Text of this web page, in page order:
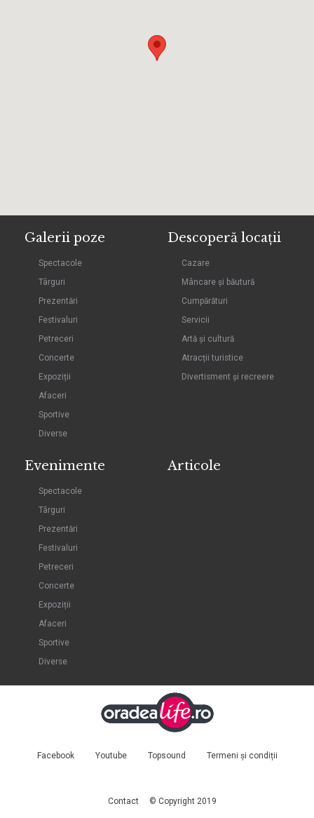
Galerii poze
Spectacole
Târguri
Prezentări
Festivaluri
Petreceri
Concerte
Expoziții
Afaceri
Sportive
Diverse
Descoperă locații
Cazare
Mâncare și băutură
Cumpărături
Servicii
Artă și cultură
Atracții turistice
Divertisment și recreere
Evenimente
Spectacole
Târguri
Prezentări
Festivaluri
Petreceri
Concerte
Expoziții
Afaceri
Sportive
Diverse
Articole
Facebook Youtube Topsound Termeni și condiții
Contact © Copyright 2019